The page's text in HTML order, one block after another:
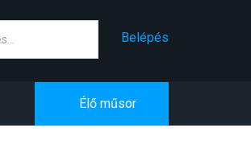
Belépés
Élő műsor